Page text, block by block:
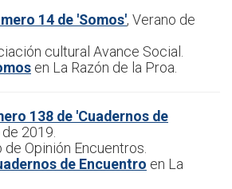
14 de 'Somos', Verano de
cultural Avance Social.
en La Razón de la Proa.
138 de 'Cuadernos de
2019.
Opinión Encuentros.
de Encuentro en La